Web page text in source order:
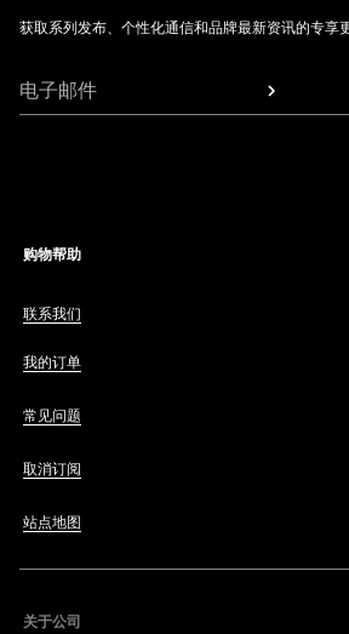
获取系列发布、个性化通信和品牌最新资讯的专享
电子邮件
购物帮助
联系我们
我的订单
常见问题
取消订阅
站点地图
关于公司